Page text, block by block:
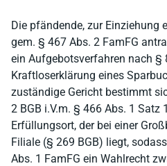
Die pfändende, zur Einziehung
gem. § 467 Abs. 2 FamFG
ein Aufgebotsverfahren nach §
Kraftloserklärung eines
zuständige Gericht bestimmt
2 BGB i.V.m. § 466 Abs. 1 Satz
Erfüllungsort, der bei einer
Filiale (§ 269 BGB) liegt,
Abs. 1 FamFG ein Wahlrecht